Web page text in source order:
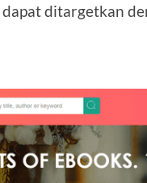
ditargetkan